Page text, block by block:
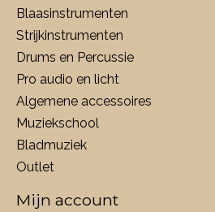
Blaasinstrumenten
Strijkinstrumenten
Drums en Percussie
Pro audio en licht
Algemene accessoires
Muziekschool
Bladmuziek
Outlet
Mijn account